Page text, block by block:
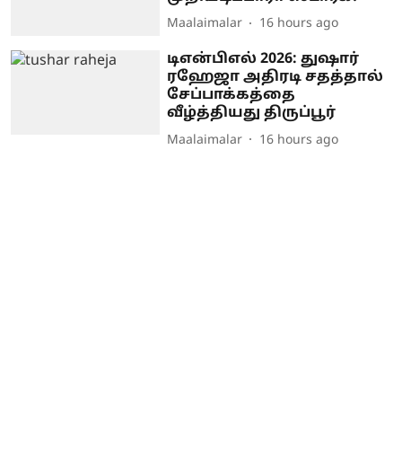
Maalaimalar 16 hours ago
டிஎன்பிஎல் 2026: துஷார்
ரஹேஜா அதிரடி சதத்தால்
சேப்பாக்கத்தை
வீழ்த்தியது திருப்பூர்
Maalaimalar 16 hours ago